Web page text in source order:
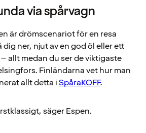
via spårvagn
är drömscenariot för en resa
dig ner, njut av en god öl eller ett
allt medan du ser de viktigaste
Finländarna vet hur man
allt detta iSpåraKOFF.
säger Espen.